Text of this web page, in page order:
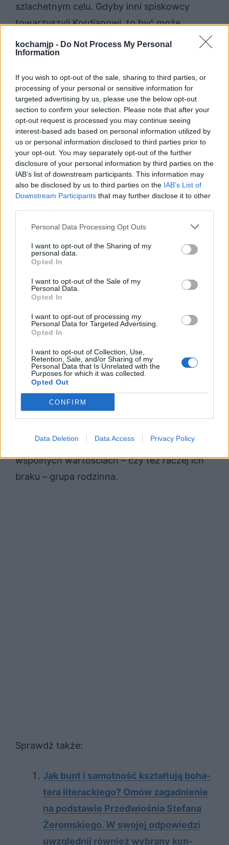
kochamjp - Do Not Process My Personal
Information
If you wish to opt-out of the sale, sharing to third parties, or
processing of your personal or sensitive information for
targeted advertising by us, please use the below opt-out
section to confirm your selection. Please note that after your
opt-out request is processed you may continue seeing
interest-based ads based on personal information utilized by
us or personal information disclosed to third parties prior to
your opt-out. You may separately opt-out of the further
disclosure of your personal information by third parties on the
IAB’s list of downstream participants. This information may
also be disclosed by us to third parties on the IAB’s List of
Downstream Participants that may further disclose it to other
Personal Data Processing Opt Outs
I want to opt-out of the Sharing of my
personal data.
Opted In
I want to opt-out of the Sale of my
Personal Data.
Opted In
I want to opt-out of processing my
Personal Data for Targeted Advertising.
Opted In
I want to opt-out of Collection, Use,
Retention, Sale, and/or Sharing of my
Personal Data that Is Unrelated with the
Purposes for which it was collected.
Opted Out
CONFIRM
Data Deletion Data Access Privacy Policy
szlachetnym celu. Gdyby inni spiskowcy
towarzyszyli Kordianowi, to być może
historia potoczyłaby się zupełnie inaczej.
narodu jako organizmu. Aby całość
pracowała bez przeszkód, potrzebne jest
zjednoczenie wszystkich organów, które się
wzajemnie uzupełniają. Tak też powinno
działać społeczeństwo i wszystkie zawarte w
nim klasy, by ostatecznie wzmacniać
państwo i uwolnić je spod wpływu zaborców.
Jednak nie wszystkie grupy społeczne chcą
naród zostaje osłabiony i ma mniejsze szanse
w starciu z zaborcami. Prus pokazuje tutaj, że
wspólnota i jej współpraca są bardzo ważne.
Samotnie przeciwko grupie działa główny
bohater dramatu „Tango”, czyli
. Jako
jedyny z rodziny chce przywrócić dawny
wolą kultywować nieograniczoną wolność.
Artur działa zatem samotnie, jest więc
skazany na porażkę w starciu z siłą grupy,
która nie chce ulegać jego wpływom.
śmiercią, a zwycięża zjednoczona przy
wspólnych wartościach – czy też raczej ich
braku – grupa rodzinna.
Sprawdź także:
Jak bunt i sa­mot­ność kształ­tu­ją bo­ha­
te­ra li­te­rac­kie­go? Omów za­gad­nie­nie
na pod­sta­wie Przed­wio­śnia Ste­fa­na
Żerom­skie­go. W swo­jej od­po­wie­dzi
uwzględ­nij rów­nież wy­bra­ny kon­